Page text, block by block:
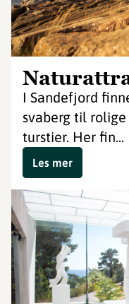
I Sandefjord
svaberg til
turstier. Her fin...
Les mer